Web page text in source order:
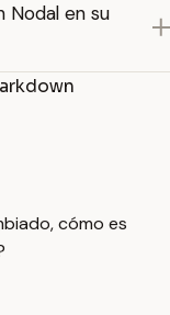
Nodal en su
cómo es